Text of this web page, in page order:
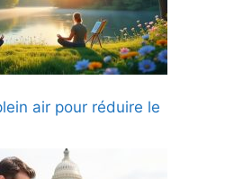
air pour réduire le